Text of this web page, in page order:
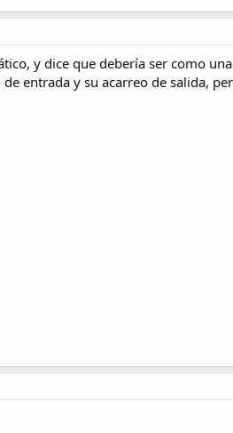
y dice que debería ser como
entrada y su acarreo de salida,